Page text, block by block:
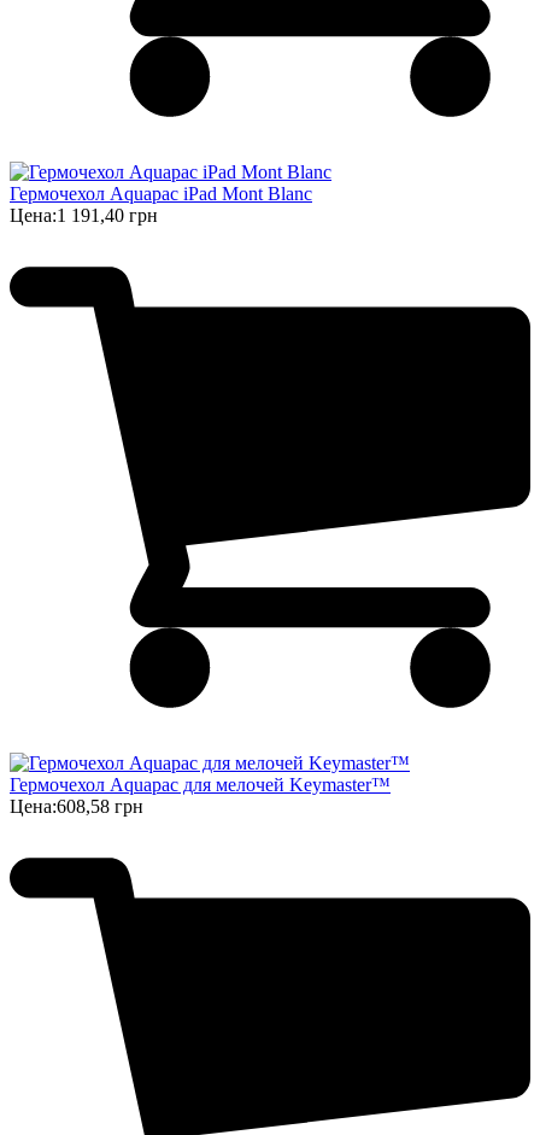
Гермочехол Aquapac iPad Mont Blanc
Цена:1 191,40 грн
Гермочехол Aquapac для мелочей Keymaster™
Цена:608,58 грн